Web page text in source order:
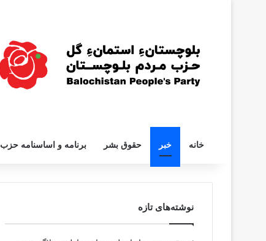
خانه خبر حقوق بشر برنامه و اساسنامه حزب
نوشته‌های تازه